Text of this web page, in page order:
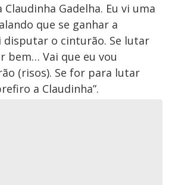
Gadelha. Eu vi uma
que se ganhar a
disputar o cinturão. Se lutar
bem… Vai que eu vou
(risos). Se for para lutar
a Claudinha”.